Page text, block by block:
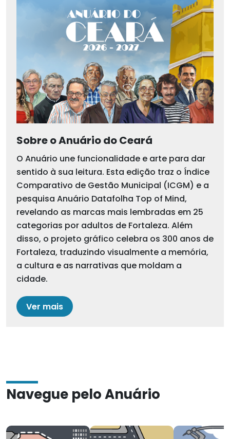
Sobre o Anuário do Ceará
O Anuário une funcionalidade e arte para dar
sentido à sua leitura. Esta edição traz o Índice
Comparativo de Gestão Municipal (ICGM) e a
pesquisa Anuário Datafolha Top of Mind,
revelando as marcas mais lembradas em 25
categorias por adultos de Fortaleza. Além
disso, o projeto gráfico celebra os 300 anos de
Fortaleza, traduzindo visualmente a memória,
a cultura e as narrativas que moldam a
cidade.
Ver mais
Navegue pelo Anuário